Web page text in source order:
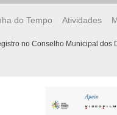
do Tempo Atividades
no Conselho Municipal dos